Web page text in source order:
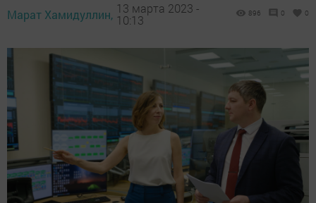
Марат Хамидуллин, 13 марта 2023 -
10:13
896 0 0